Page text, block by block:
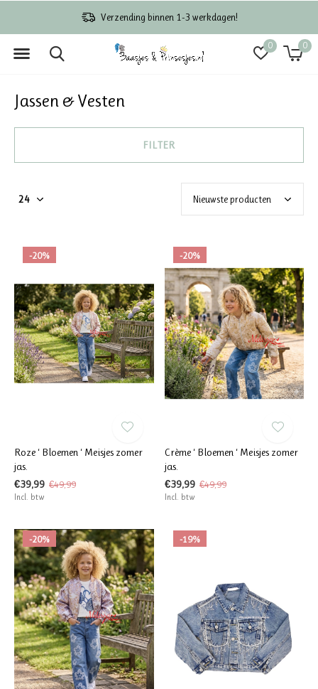
0 0
Niet goed = Geld terug!
Jassen & Vesten
FILTER
-20%
Roze ‘ Bloemen ‘ Meisjes zomer
jas.
€39,99 €49,99
Incl. btw
-20%
Crème ‘ Bloemen ‘ Meisjes zomer
jas.
€39,99 €49,99
Incl. btw
-20% -19%